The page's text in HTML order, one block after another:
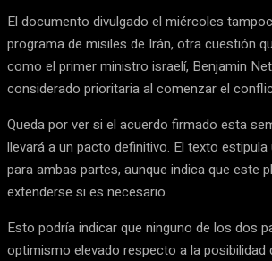
El documento divulgado el miércoles
programa de misiles de Irán, otra cuestión
como el primer ministro israelí, Benjamin
considerado prioritaria al comenzar el
Queda por ver si el acuerdo firmado esta
llevará a un pacto definitivo. El texto
para ambas partes, aunque indica que este
extenderse si es necesario.
Esto podría indicar que ninguno de los dos
optimismo elevado respecto a la posibilidad